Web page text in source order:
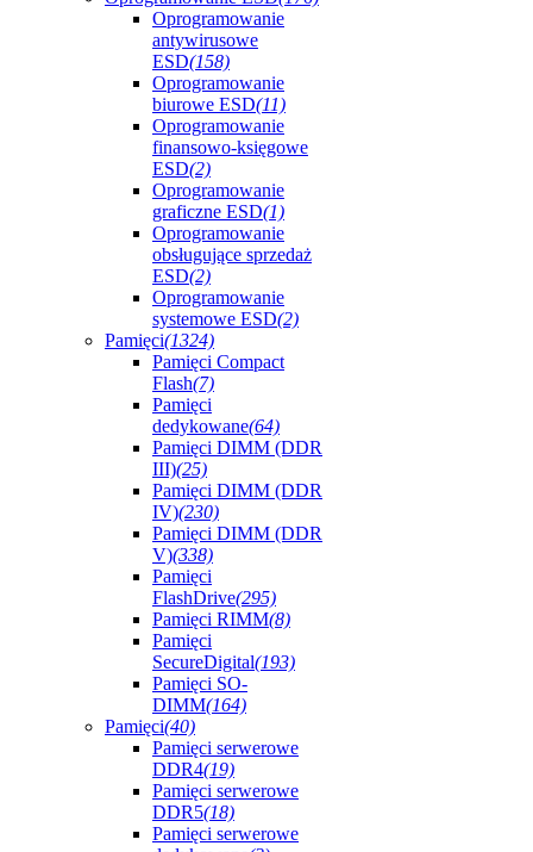
Oprogramowanie
antywirusowe
ESD(158)
Oprogramowanie
biurowe ESD(11)
Oprogramowanie
finansowo-księgowe
ESD(2)
Oprogramowanie
graficzne ESD(1)
Oprogramowanie
obsługujące sprzedaż
ESD(2)
Oprogramowanie
systemowe ESD(2)
Pamięci(1324)
Pamięci Compact
Flash(7)
Pamięci
dedykowane(64)
Pamięci DIMM (DDR
III)(25)
Pamięci DIMM (DDR
IV)(230)
Pamięci DIMM (DDR
V)(338)
Pamięci
FlashDrive(295)
Pamięci RIMM(8)
Pamięci
SecureDigital(193)
Pamięci SO-
DIMM(164)
Pamięci(40)
Pamięci serwerowe
DDR4(19)
Pamięci serwerowe
DDR5(18)
Pamięci serwerowe